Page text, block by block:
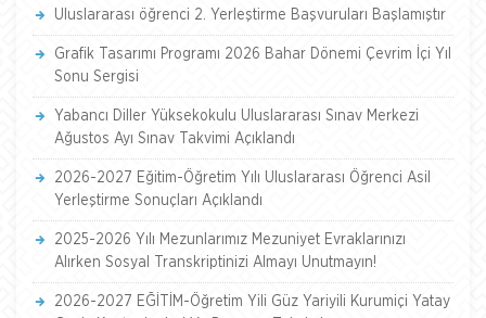
Uluslararası öğrenci 2. Yerleştirme Başvuruları Başlamıştır
Grafik Tasarımı Programı 2026 Bahar Dönemi Çevrim İçi Yıl
Sonu Sergisi
Yabancı Diller Yüksekokulu Uluslararası Sınav Merkezi
Ağustos Ayı Sınav Takvimi Açıklandı
2026-2027 Eğitim-Öğretim Yılı Uluslararası Öğrenci Asil
Yerleştirme Sonuçları Açıklandı
2025-2026 Yılı Mezunlarımız Mezuniyet Evraklarınızı
Alırken Sosyal Transkriptinizi Almayı Unutmayın!
2026-2027 EĞİTİM-Öğretim Yili Güz Yariyili Kurumiçi Yatay